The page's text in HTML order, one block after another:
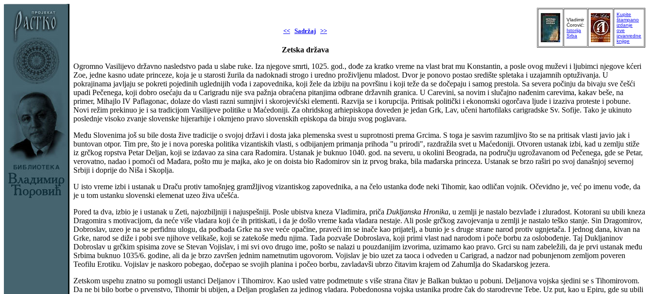
Vladimir
Ćorović:
Istorija
Srba
Kupite
štampano
izdanje
ove
izvanredne
knjige
<< Sadržaj >>
Zetska država
Ogromno Vasilijevo državno nasledstvo pada u slabe ruke. Iza njegove smrti, 1025. god., dođe za kratko vreme na vlast brat mu Konstantin, a posle ovog muževi i ljubimci njegove kćeri
Zoe, jedne kasno udate princeze, koja je u starosti žurila da nadoknadi strogo i uredno proživljenu mladost. Dvor je ponovo postao središte spletaka i uzajamnih optuživanja. U
pokrajinama javljaju se pokreti pojedinih uglednijih vođa i zapovednika, koji žele da izbiju na površinu i koji teže da se dočepaju i samog prestola. Sa severa počinju da bivaju sve češći
upadi Pečenega, koji dobro osećaju da u Carigradu nije sva pažnja obraćena pitanjima odbrane državnih granica. U Carevini, sa novim i slučajno nađenim carevima, kakav beše, na
primer, Mihajlo IV Paflagonac, dolaze do vlasti razni sumnjivi i skorojevićski elementi. Razvija se i korupcija. Pritisak politički i ekonomski ogorčava ljude i izaziva proteste i pobune.
Novi režim prekinuo je i sa tradicijom Vasilijeve politike u Maćedoniji. Za ohridskog arhiepiskopa doveden je jedan Grk, Lav, učeni hartofilaks carigradske Sv. Sofije. Tako je ukinuto
poslednje visoko zvanje slovenske hijerarhije i okrnjeno pravo slovenskih episkopa da biraju svog poglavara.
Među Slovenima još su bile dosta žive tradicije o svojoj državi i dosta jaka plemenska svest u suprotnosti prema Grcima. S toga je sasvim razumljivo što se na pritisak vlasti javio jak i
buntovan otpor. Tim pre, što je i nova poreska politika vizantiskih vlasti, s odbijanjem primanja prihoda "u prirodi", razdražila svet u Maćedoniji. Otvoren ustanak izbi, kad u zemlju stiže
iz grčkog ropstva Petar Deljan, koji se izdavao za sina cara Radomira. Ustanak je buknuo 1040. god. na severu, u okolini Beograda, na području ugrožavanom od Pečenega, gde se Petar,
verovatno, nadao i pomoći od Mađara, pošto mu je majka, ako je on doista bio Radomirov sin iz prvog braka, bila mađarska princeza. Ustanak se brzo raširi po svoj današnjoj severnoj
Srbiji i doprije do Niša i Skoplja.
U isto vreme izbi i ustanak u Draču protiv tamošnjeg gramžljivog vizantiskog zapovednika, a na čelo ustanka dođe neki Tihomir, kao odličan vojnik. Očevidno je, već po imenu vođe, da
je u tom ustanku slovenski elemenat uzeo živa učešća.
Pored ta dva, izbio je i ustanak u Zeti, najozbiljniji i najuspešniji. Posle ubistva kneza Vladimira, priča Dukljanska Hronika, u zemlji je nastalo bezvlađe i zluradost. Kotorani su ubili kneza
Dragomira s motivacijom, da neće više vladara koji će ih pritiskati, i da je došlo vreme kada vladara nestaje. Ali posle grčkog zavojevanja u zemlji je nastalo teško stanje. Sin Dragomirov,
Dobroslav, uzeo je na se perfidnu ulogu, da podbada Grke na sve veće opačine, praveći im se inače kao prijatelj, a bunio je s druge strane narod protiv ugnjetača. I jednog dana, kivan na
Grke, narod se diže i pobi sve njihove velikaše, koji se zatekoše među njima. Tada pozvaše Dobroslava, koji primi vlast nad narodom i poče borbu za oslobođenje. Taj Dukljaninov
Dobroslav u grčkim spisima zove se Stevan Vojislav, i mi svi ovo drugo ime, pošto se nalazi u pouzdanijim izvorima, uzimamo kao pravo. Grci su nam zabeležili, da je prvi ustanak među
Srbima buknuo 1035/6. godine, ali da je brzo završen jednim nametnutim ugovorom. Vojislav je bio uzet za taoca i odveden u Carigrad, a nadzor nad pobunjenom zemljom poveren
Teofilu Erotiku. Vojislav je naskoro pobegao, dočepao se svojih planina i počeo borbu, zavladavši ubrzo čitavim krajem od Zahumlja do Skadarskog jezera.
Zetskom uspehu znatno su pomogli ustanci Deljanov i Tihomirov. Kao usled vatre podmetnute s više strana čitav je Balkan buktao u pobuni. Deljanova vojska sjedini se s Tihomirovom.
Da ne bi bilo borbe o prvenstvo, Tihomir bi ubijen, a Deljan proglašen za jedinog vladara. Pobedonosna vojska ustanika prodre čak do starodrevne Tebe. Uz put, kao u Epiru, gde su ubili